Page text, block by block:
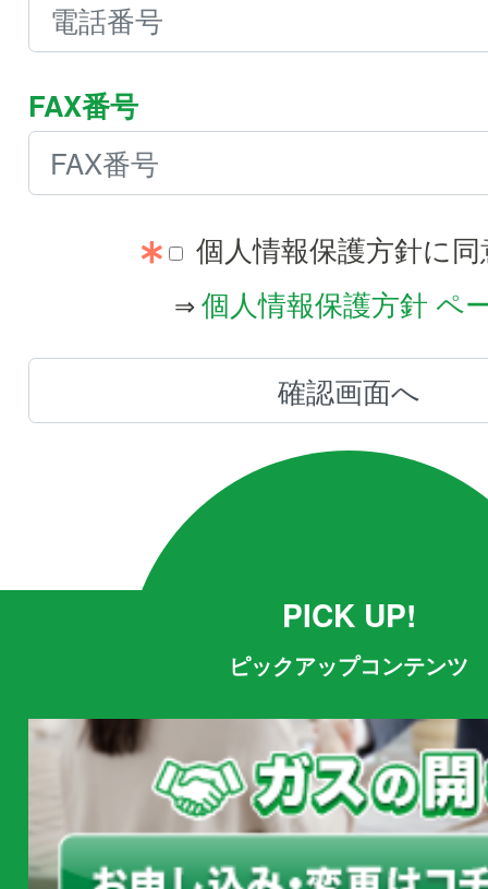
FAX番号
個人情報保護方針に
⇒個人情報保護方針 ペ
PICK UP!
ピックアップコンテンツ